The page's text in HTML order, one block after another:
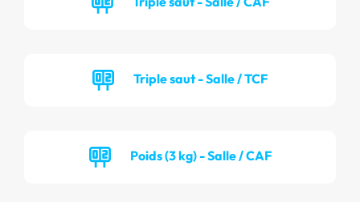
Triple saut - Salle / TCF
Poids (3 kg) - Salle / CAF